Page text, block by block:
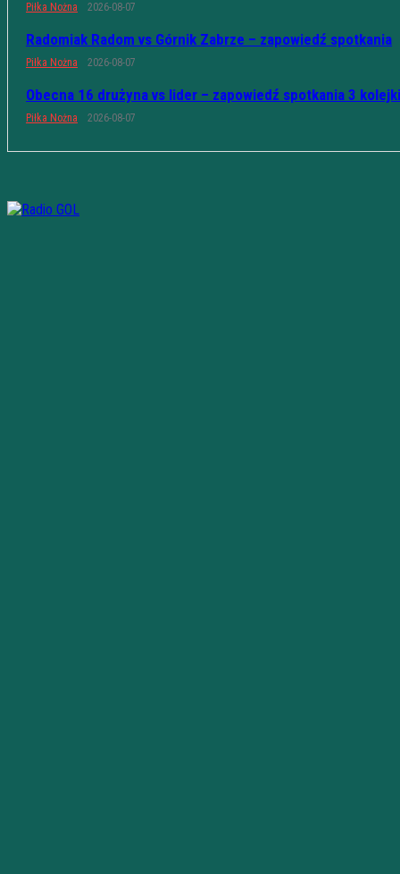
Piłka Nożna 2026-08-07
Radomiak Radom vs Górnik Zabrze – zapowiedź spotkania
Piłka Nożna 2026-08-07
Obecna 16 drużyna vs lider – zapowiedź spotkania 3 kolejki
Piłka Nożna 2026-08-07